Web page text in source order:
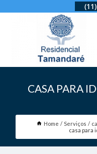
CASA PARA
Home Serviços
casa para